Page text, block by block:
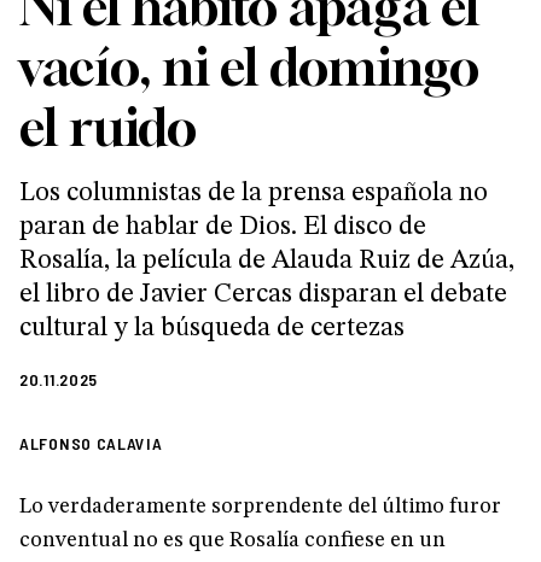
vacío, ni el domingo
el ruido
Los columnistas de la prensa española no
paran de hablar de Dios. El disco de
Rosalía, la película de Alauda Ruiz de Azúa,
el libro de Javier Cercas disparan el debate
cultural y la búsqueda de certezas
20.11.2025
ALFONSO CALAVIA
Lo verdaderamente sorprendente del último furor
conventual no es que Rosalía confiese en un